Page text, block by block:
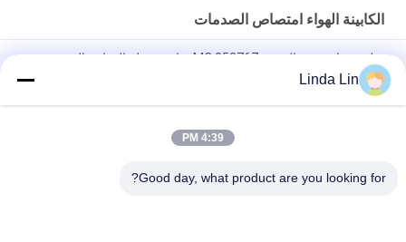
الكابينة الهواء امتصاص الصدمات
تعليق هوائي ربيع المصنع MC 053767 شاحنة ثقيلة الدوامة الصدمة
الهوائية لشركة ميتسوبيشي
2M2A Firestone Sleeve Type Air Bellow W02-M58-3019 محرك
Linda Lin
4:39 PM
Good day, what product are you looking for?